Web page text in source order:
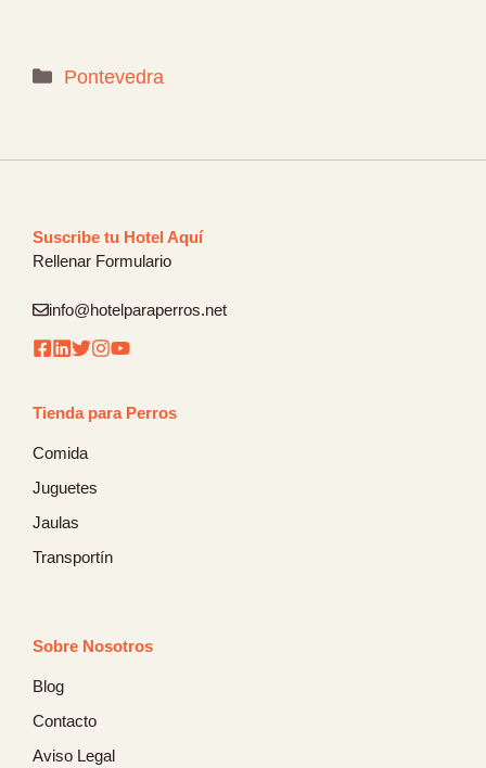
Categorías
Pontevedra
Suscribe tu Hotel Aquí
Rellenar Formulario
info@hotelparaperros.net
Tienda para Perros
Comida
Juguetes
Jaulas
Transportín
Sobre Nosotros
Blog
Contacto
Aviso Legal